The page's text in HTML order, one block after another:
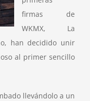
firmas de
WKMX, La
han decidido unir
al primer sencillo
llevándolo a un